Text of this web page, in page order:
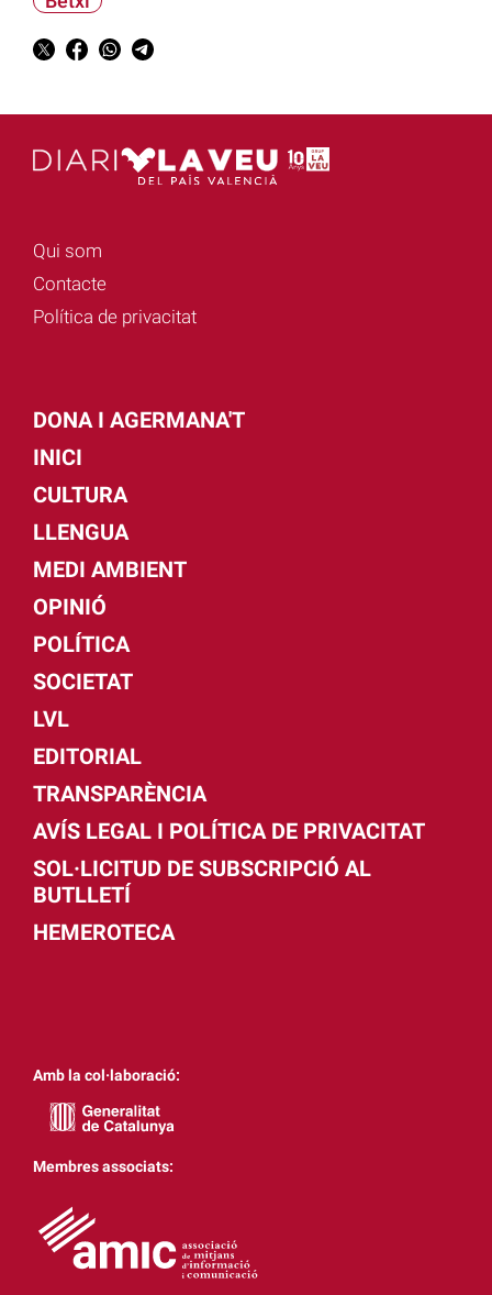
Qui som
Contacte
Política de privacitat
DONA I AGERMANA'T
INICI
CULTURA
LLENGUA
MEDI AMBIENT
OPINIÓ
POLÍTICA
SOCIETAT
LVL
EDITORIAL
TRANSPARÈNCIA
AVÍS LEGAL I POLÍTICA DE PRIVACITAT
SOL·LICITUD DE SUBSCRIPCIÓ AL
BUTLLETÍ
HEMEROTECA
Amb la col·laboració:
Membres associats: